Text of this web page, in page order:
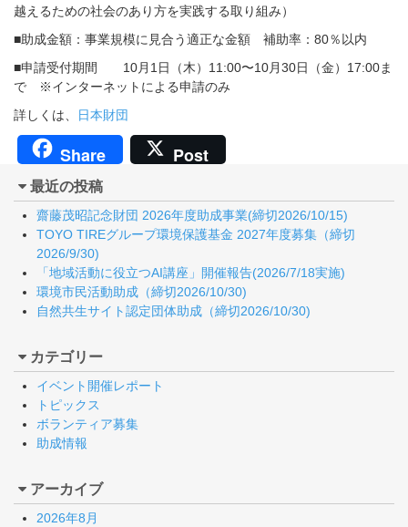
越えるための社会のあり方を実践する取り組み）
■助成金額：事業規模に見合う適正な金額 補助率：80％以内
■申請受付期間 10月1日（木）11:00〜10月30日（金）17:00ま
で ※インターネットによる申請のみ
詳しくは、
日本財団
Share Post
最近の投稿
齋藤茂昭記念財団 2026年度助成事業(締切2026/10/15)
TOYO TIREグループ環境保護基金 2027年度募集（締切
2026/9/30)
「地域活動に役立つAI講座」開催報告(2026/7/18実施)
環境市民活動助成（締切2026/10/30)
自然共生サイト認定団体助成（締切2026/10/30)
カテゴリー
イベント開催レポート
トピックス
ボランティア募集
助成情報
アーカイブ
2026年8月